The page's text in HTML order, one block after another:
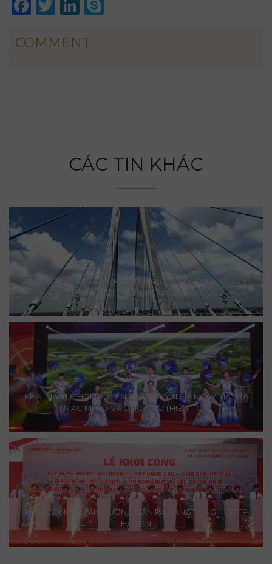
Facebook
Twitter
LinkedIn
COMMENT
CÁC TIN KHÁC
21 DỰ ÁN XÂY DỰNG APEC HƠN 137.000 TỶ ĐỒNG LỌT TOP
10 SỰ KIỆN NỔI BẬT NHẤT AN GIANG 2025
KHAI MẠC LỄ HỘI TRUYỀN THỐNG KỶ NIỆM NGÀY MẤT BÀ
MẠC MI CÔ VÀ ÔNG MẠC THIÊN TÍCH
KHỞI CÔNG DỰ ÁN ĐƯỜNG DẪN RA CẢNG TỔNG HỢP TP
HÀ TIÊN